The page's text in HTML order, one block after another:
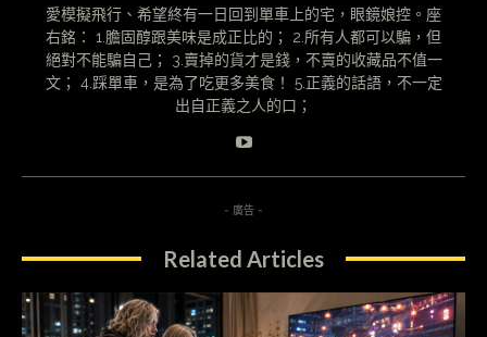
愛模擬飛行、希望終有一日回到單車上的宅，眼鏡娘控。座
右銘： 1.膽固醇跟美味是成正比的； 2.所有人都可以騙，但
絕對不能騙自己； 3.賣掉的貨才是錢，不賣的收藏品不值一
文； 4.踩單車，是為了吃更多美食！ 5.正義的話語，不一定
出自正義之人的口；
- 廣告 -
Related Articles